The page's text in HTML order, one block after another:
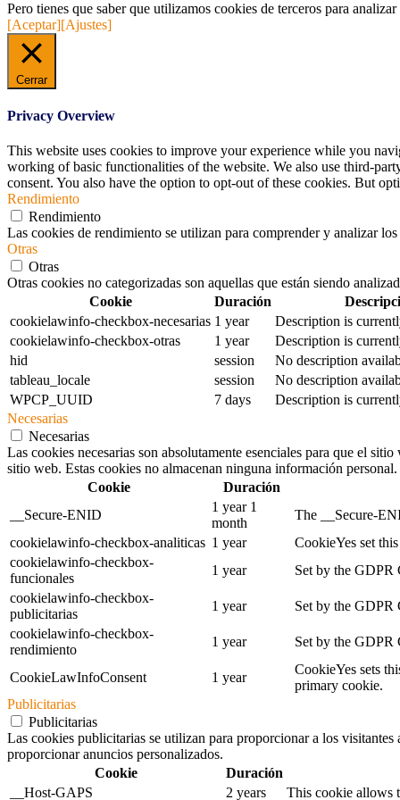
Pero tienes que saber que utilizamos cookies de terceros para
[Aceptar][Ajustes]
Cerrar
Privacy Overview
This website uses cookies to improve your experience while you
working of basic functionalities of the website. We also use third-
consent. You also have the option to opt-out of these cookies. But
Rendimiento
Rendimiento
Las cookies de rendimiento se utilizan para comprender y analizar
Otras
Otras
Otras cookies no categorizadas son aquellas que están siendo
Cookie
Duración
cookielawinfo-checkbox-necesarias 1 year
Description is
cookielawinfo-checkbox-otras
1 year
Description is
hid
session
No description
tableau_locale
session
No description
WPCP_UUID
7 days
Description is
Necesarias
Necesarias
Las cookies necesarias son absolutamente esenciales para que el
sitio web. Estas cookies no almacenan ninguna información personal.
Cookie
Duración
__Secure-ENID
1 year 1
month
The __Secure-
cookielawinfo-checkbox-analiticas 1 year
CookieYes set
cookielawinfo-checkbox-
funcionales
1 year
Set by the GDPR
cookielawinfo-checkbox-
publicitarias
1 year
Set by the GDPR
cookielawinfo-checkbox-
rendimiento
1 year Set by the GDPR
CookieLawInfoConsent 1 year
CookieYes sets
primary cookie.
Publicitarias
Publicitarias
Las cookies publicitarias se utilizan para proporcionar a los
proporcionar anuncios personalizados.
Cookie
Duración
__Host-GAPS
2 years This cookie allows